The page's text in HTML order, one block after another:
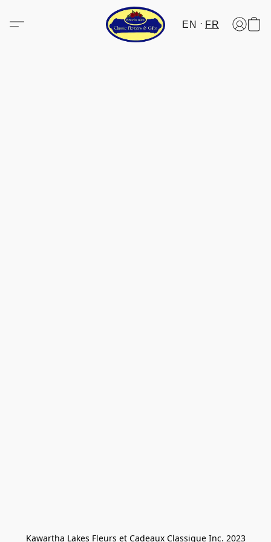
EN FR
Kawartha Lakes Fleurs et Cadeaux Classique Inc. 2023